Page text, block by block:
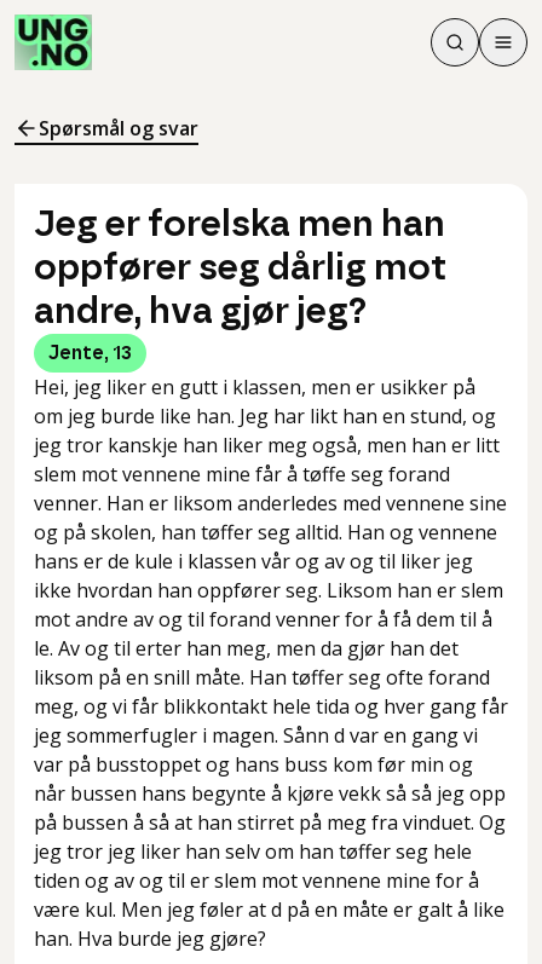
Søk
Søk
Meny
Spørsmål og svar
Jeg er forelska men han
oppfører seg dårlig mot
andre, hva gjør jeg?
Jente, 13
Hei, jeg liker en gutt i klassen, men er usikker på
om jeg burde like han. Jeg har likt han en stund, og
jeg tror kanskje han liker meg også, men han er litt
slem mot vennene mine får å tøffe seg forand
venner. Han er liksom anderledes med vennene sine
og på skolen, han tøffer seg alltid. Han og vennene
hans er de kule i klassen vår og av og til liker jeg
ikke hvordan han oppfører seg. Liksom han er slem
mot andre av og til forand venner for å få dem til å
le. Av og til erter han meg, men da gjør han det
liksom på en snill måte. Han tøffer seg ofte forand
meg, og vi får blikkontakt hele tida og hver gang får
jeg sommerfugler i magen. Sånn d var en gang vi
var på busstoppet og hans buss kom før min og
når bussen hans begynte å kjøre vekk så så jeg opp
på bussen å så at han stirret på meg fra vinduet. Og
jeg tror jeg liker han selv om han tøffer seg hele
tiden og av og til er slem mot vennene mine for å
være kul. Men jeg føler at d på en måte er galt å like
han. Hva burde jeg gjøre?